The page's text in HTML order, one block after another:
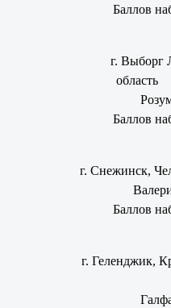
Баллов
г. Выборг
Баллов
г. Снежинск,
Баллов
г. Геленджик,